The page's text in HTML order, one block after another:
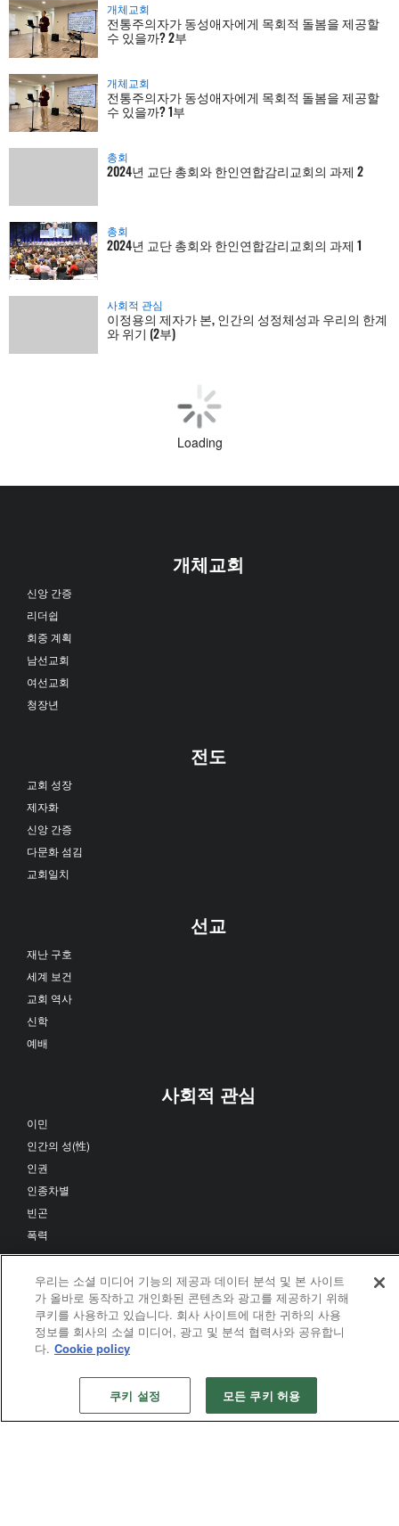
개체교회
전통주의자가 동성애자에게 목회적 돌봄을 제공할
수 있을까? 2부
개체교회
전통주의자가 동성애자에게 목회적 돌봄을 제공할
수 있을까? 1부
총회
2024년 교단 총회와 한인연합감리교회의 과제 2
총회
2024년 교단 총회와 한인연합감리교회의 과제 1
사회적 관심
이정용의 제자가 본, 인간의 성정체성과 우리의 한계
와 위기 (2부)
Loading
개체교회
신앙 간증
리더쉽
회중 계획
남선교회
여선교회
청장년
전도
교회 성장
제자화
신앙 간증
다문화 섬김
교회일치
선교
재난 구호
세계 보건
교회 역사
신학
예배
사회적 관심
이민
인간의 성(性)
인권
인종차별
빈곤
폭력
교단
총회
총감독회의
사법위원회
연회
우리는 소셜 미디어 기능의 제공과 데이터 분석 및 본 사이트
가 올바로 동작하고 개인화된 콘텐츠와 광고를 제공하기 위해
쿠키를 사용하고 있습니다. 회사 사이트에 대한 귀하의 사용
정보를 회사의 소셜 미디어, 광고 및 분석 협력사와 공유합니
다. Cookie policy
쿠키 설정 모든 쿠키 허용